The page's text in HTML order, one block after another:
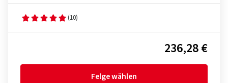
(10)
236,28 €
Felge wählen